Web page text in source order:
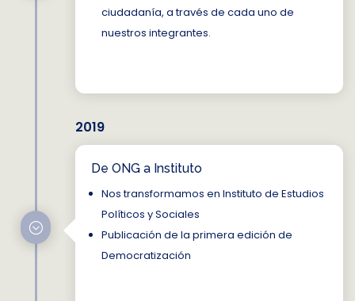
ciudadanía, a través de cada uno de
nuestros integrantes.
2019
;
De ONG a Instituto
Nos transformamos en Instituto de Estudios
Políticos y Sociales
Publicación de la primera edición de
Democratización